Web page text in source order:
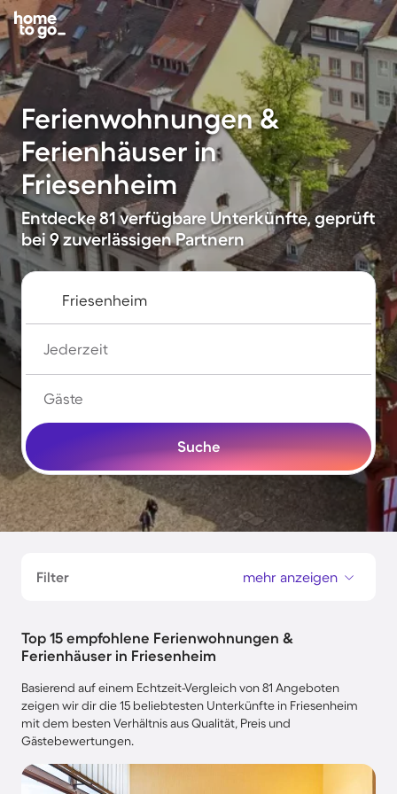
Ferienwohnungen &
Ferienhäuser in
Friesenheim
Entdecke 81 verfügbare Unterkünfte, geprüft
bei 9 zuverlässigen Partnern
Jederzeit
Gäste
Suche
Filter mehr anzeigen
Top 15 empfohlene Ferienwohnungen &
Ferienhäuser in Friesenheim
Basierend auf einem Echtzeit-Vergleich von 81 Angeboten
zeigen wir dir die 15 beliebtesten Unterkünfte in Friesenheim
mit dem besten Verhältnis aus Qualität, Preis und
Gästebewertungen.